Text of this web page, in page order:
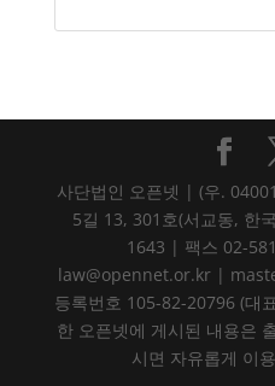
사단법인 오픈넷 | (우.
5길 13, 301호(서교동, 한
1643 | 팩스 02-
law@opennet.or.kr |
등록번호 105-82-20796 (대
한 오픈넷에 게시된 내용은
시면 자유롭게 이